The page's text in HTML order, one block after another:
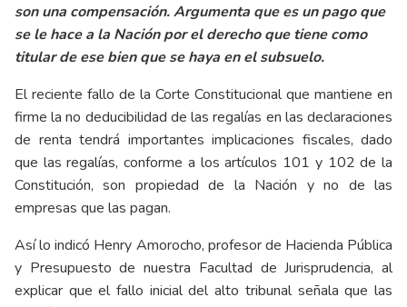
son una compensación. Argumenta que es un pago que
se le hace a la Nación por el derecho que tiene como
titular de ese bien que se haya en el subsuelo.
El reciente fallo de la Corte Constitucional que mantiene en
firme la no deducibilidad de las regalías en las declaraciones
de renta tendrá importantes implicaciones fiscales, dado
que las regalías, conforme a los artículos 101 y 102 de la
Constitución, son propiedad de la Nación y no de las
empresas que las pagan.
Así lo indicó Henry Amorocho, profesor de Hacienda Pública
y Presupuesto de nuestra Facultad de Jurisprudencia, al
explicar que el fallo inicial del alto tribunal señala que las